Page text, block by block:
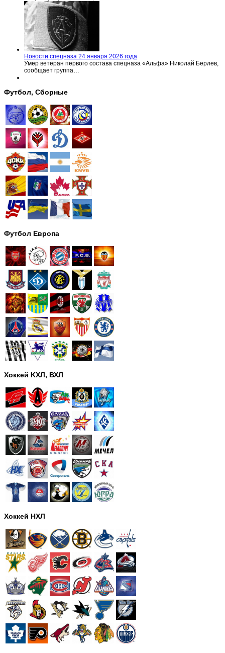
Новости спецназа 24 января 2026 года
Умер ветеран первого состава спецназа «Альфа» Николай Берлев,
сообщает группа…
Футбол, Сборные
Футбол Европа
Хоккей KХЛ, ВХЛ
Хоккей НХЛ